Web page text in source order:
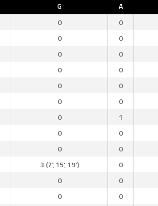
G A
0 0
0 0
0 0
0 0
0 0
0 0
0 1
0 0
0 0
3 (7', 15', 19') 0
0 0
0 0